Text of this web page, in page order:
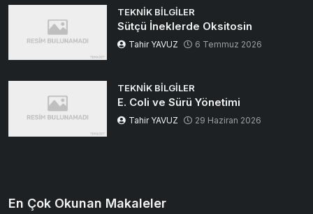
TEKNIK BILGILER
Sütçü İneklerde Oksitosin
Tahir YAVUZ 6 Temmuz 2026
TEKNIK BILGILER
E. Coli ve Sürü Yönetimi
Tahir YAVUZ 29 Haziran 2026
En Çok Okunan Makaleler